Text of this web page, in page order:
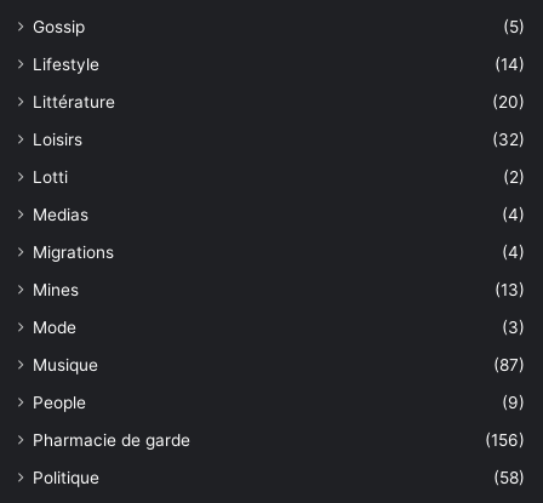
Gossip
(5)
Lifestyle
(14)
Littérature
(20)
Loisirs
(32)
Lotti
(2)
Medias
(4)
Migrations
(4)
Mines
(13)
Mode
(3)
Musique
(87)
People
(9)
Pharmacie de garde
(156)
Politique
(58)